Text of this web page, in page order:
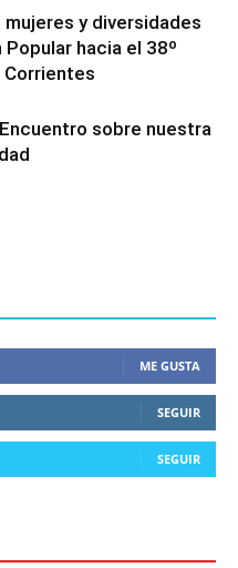
y diversidades
hacia el 38º
Corrientes
sobre nuestra
ME GUSTA
SEGUIR
SEGUIR